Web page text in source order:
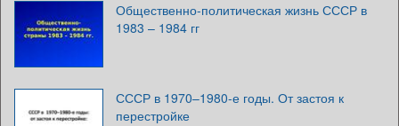
Общественно-политическая жизнь СССР в
1983 – 1984 гг
СССР в 1970–1980-е годы. От застоя к
перестройке